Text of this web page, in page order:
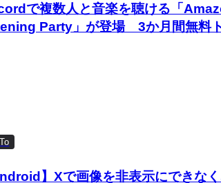
で複数人と音楽を聴ける「
Party」が登場 3か月間無料
】Xで画像を非表示にできな